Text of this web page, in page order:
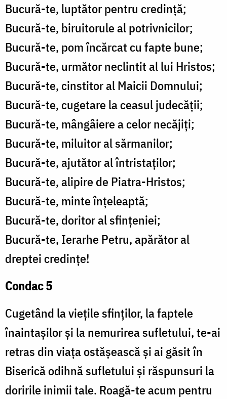
Bucură-te, luptător pentru credință;
Bucură-te, biruitorule al potrivnicilor;
Bucură-te, pom încărcat cu fapte bune;
Bucură-te, următor neclintit al lui Hristos;
Bucură-te, cinstitor al Maicii Domnului;
Bucură-te, cugetare la ceasul judecății;
Bucură-te, mângâiere a celor necăjiți;
Bucură-te, miluitor al sărmanilor;
Bucură-te, ajutător al întristaților;
Bucură-te, alipire de Piatra-Hristos;
Bucură-te, minte înțeleaptă;
Bucură-te, doritor al sfințeniei;
Bucură-te, Ierarhe Petru, apărător al
dreptei credințe!
Condac 5
Cugetând la viețile sfinților, la faptele
înaintașilor și la nemurirea sufletului, te-ai
retras din viața ostășească și ai găsit în
Biserică odihnă sufletului și răspunsuri la
doririle inimii tale. Roagă-te acum pentru